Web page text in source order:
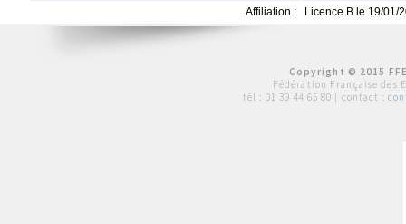
Affiliation :
Licence B le 19/01/
Copyright © 2015
Fédération Française des
tél : 01 39 44 65 80 | contact :